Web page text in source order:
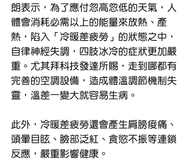
朗表示，為了應付忽高忽低的天氣，人
體會消耗必需以上的能量來放熱、產
熱，陷入「冷暖差疲勞」的狀態之中，
自律神經失調，四肢冰冷的症狀更加嚴
重。尤其拜科技發達所賜，走到哪都有
完善的空調設備，造成體溫調節機制失
靈，溫差一變大就容易生病。
此外，冷暖差疲勞還會產生肩膀痠痛、
頭暈目眩、臉部泛紅、食慾不振等連鎖
反應，嚴重影響健康。